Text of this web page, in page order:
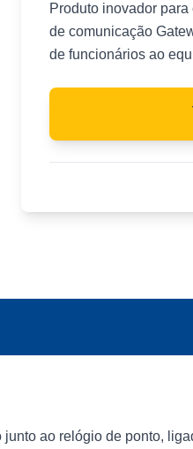
Produto inovador
de comunicação
de funcionários ao
ao relógio de ponto,